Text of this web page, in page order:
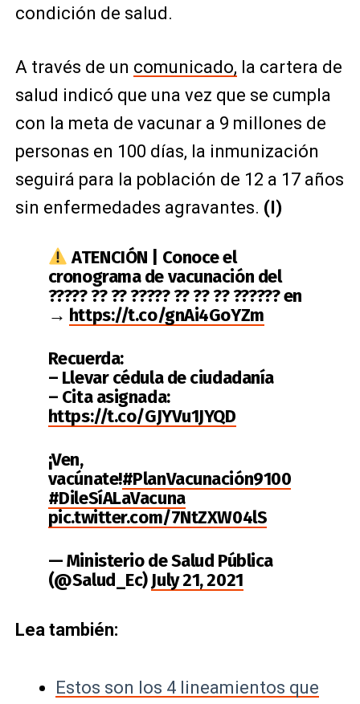
condición de salud.
A través de un comunicado, la cartera de
salud indicó que una vez que se cumpla
con la meta de vacunar a 9 millones de
personas en 100 días, la inmunización
seguirá para la población de 12 a 17 años
sin enfermedades agravantes. (I)
ATENCIÓN | Conoce el
cronograma de vacunación del
????? ?? ?? ????? ?? ?? ?? ?????? en
→ https://t.co/gnAi4GoYZm
Recuerda:
– Llevar cédula de ciudadanía
– Cita asignada:
https://t.co/GJYVu1JYQD
¡Ven,
vacúnate!#PlanVacunación9100
#DileSíALaVacuna
pic.twitter.com/7NtZXW04lS
— Ministerio de Salud Pública
(@Salud_Ec)July 21, 2021
Lea también:
Estos son los 4 lineamientos que